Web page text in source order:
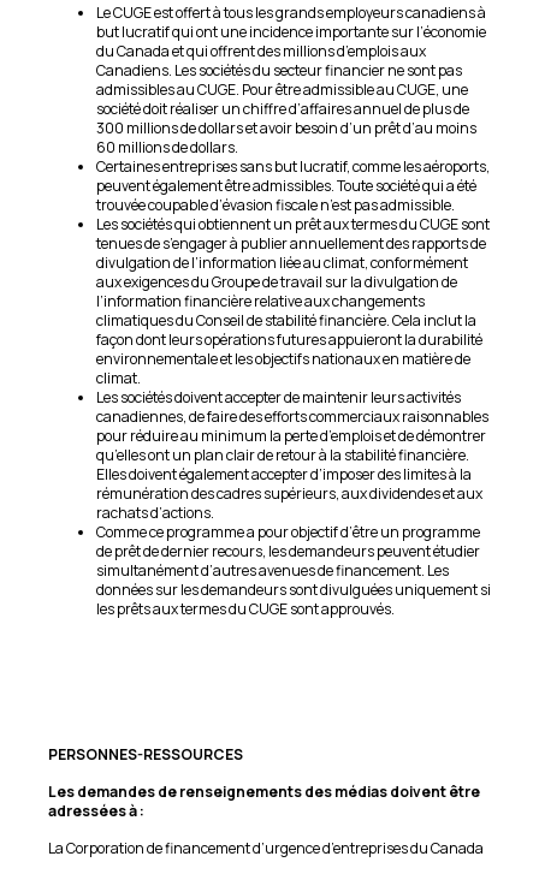
Le CUGE est offert à tous les grands employeurs canadiens à
but lucratif qui ont une incidence importante sur l’économie
du Canada et qui offrent des millions d’emplois aux
Canadiens. Les sociétés du secteur financier ne sont pas
admissibles au CUGE. Pour être admissible au CUGE, une
société doit réaliser un chiffre d’affaires annuel de plus de
300 millions de dollars et avoir besoin d’un prêt d’au moins
60 millions de dollars.
Certaines entreprises sans but lucratif, comme les aéroports,
peuvent également être admissibles. Toute société qui a été
trouvée coupable d’évasion fiscale n’est pas admissible.
Les sociétés qui obtiennent un prêt aux termes du CUGE sont
tenues de s’engager à publier annuellement des rapports de
divulgation de l’information liée au climat, conformément
aux exigences du Groupe de travail sur la divulgation de
l’information financière relative aux changements
climatiques du Conseil de stabilité financière. Cela inclut la
façon dont leurs opérations futures appuieront la durabilité
environnementale et les objectifs nationaux en matière de
climat.
Les sociétés doivent accepter de maintenir leurs activités
canadiennes, de faire des efforts commerciaux raisonnables
pour réduire au minimum la perte d’emplois et de démontrer
qu’elles ont un plan clair de retour à la stabilité financière.
Elles doivent également accepter d’imposer des limites à la
rémunération des cadres supérieurs, aux dividendes et aux
rachats d’actions.
Comme ce programme a pour objectif d’être un programme
de prêt de dernier recours, les demandeurs peuvent étudier
simultanément d’autres avenues de financement. Les
données sur les demandeurs sont divulguées uniquement si
les prêts aux termes du CUGE sont approuvés.
PERSONNES-RESSOURCES
Les demandes de renseignements des médias doivent être
adressées à :
La Corporation de financement d’urgence d’entreprises du Canada